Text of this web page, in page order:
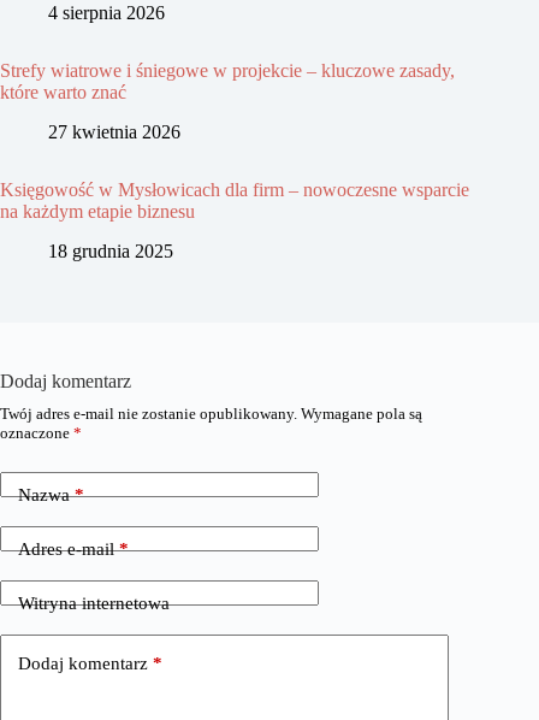
4 sierpnia 2026
Strefy wiatrowe i śniegowe w projekcie – kluczowe zasady,
które warto znać
27 kwietnia 2026
Księgowość w Mysłowicach dla firm – nowoczesne wsparcie
na każdym etapie biznesu
18 grudnia 2025
Dodaj komentarz
Twój adres e-mail nie zostanie opublikowany. Wymagane pola są
oznaczone *
Nazwa*
Adres e-mail*
Witryna internetowa
Dodaj komentarz *